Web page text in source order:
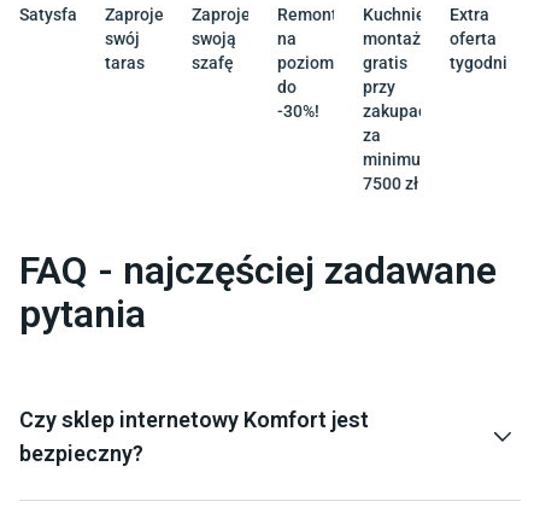
SatysfakcjaZaprojektuj
swój
taras
Zaprojektuj
swoją
szafę
Remont
na
poziomie
do
-30%!
Kuchnie
montaż
gratis
przy
zakupach
za
minimum
7500 zł
Extra
oferta
tygodnia
FAQ - najczęściej zadawane
pytania
Czy sklep internetowy Komfort jest
bezpieczny?